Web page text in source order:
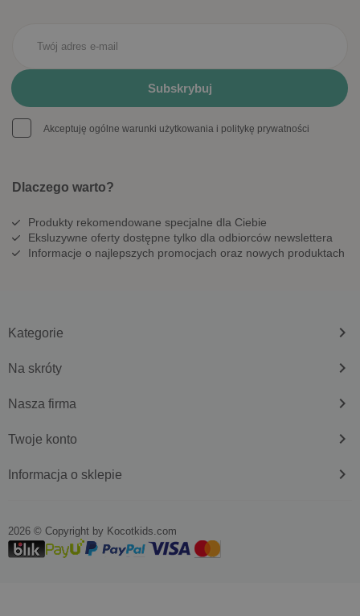
Akceptuję ogólne warunki użytkowania i politykę prywatności
Dlaczego warto?
Produkty rekomendowane specjalne dla Ciebie
Eksluzywne oferty dostępne tylko dla odbiorców newslettera
Informacje o najlepszych promocjach oraz nowych produktach
Kategorie keyboard_arrow_right
Na skróty keyboard_arrow_right
Nasza firma keyboard_arrow_right
Twoje konto keyboard_arrow_right
Informacja o sklepie keyboard_arrow_right
2026 © Copyright by kocotkids.com